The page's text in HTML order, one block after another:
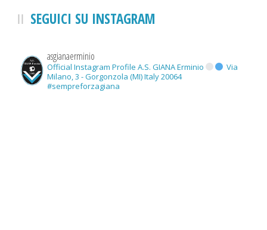
SEGUICI SU INSTAGRAM
asgianaerminio
Official Instagram Profile A.S. GIANA Erminio
Via
Milano, 3 - Gorgonzola (MI) Italy 20064
#sempreforzagiana